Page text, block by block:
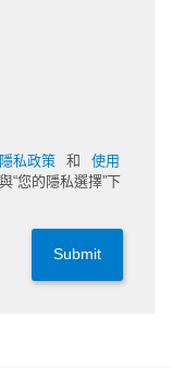
隱私政策 和
使用
“您的隱私選擇”下
Submit